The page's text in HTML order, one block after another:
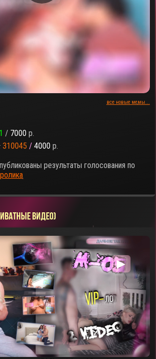
все новые мемы...
/ 7000 р.
310045 / 4000 р.
результаты голосования по
ВИДЕО)
▶